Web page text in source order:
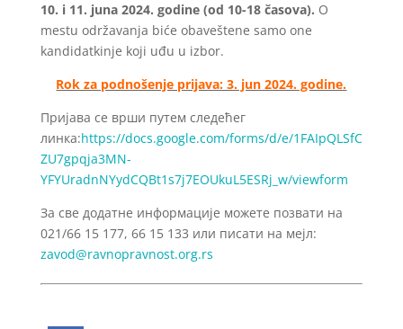
10. i 11. juna 2024. godine (od 10-18 časova). O
mestu održavanja biće obaveštene samo one
kandidatkinje koji uđu u izbor.
Rok za podnošenje prijava: 3. jun 2024. godine.
Пријава се врши путем следећег
линка:https://docs.google.com/forms/d/e/1FAIpQLSfC
ZU7gpqja3MN-
YFYUradnNYydCQBt1s7j7EOUkuL5ESRj_w/viewform
За све додатне информације можете позвати на
021/66 15 177, 66 15 133 или писати на мејл:
zavod@ravnopravnost.org.rs